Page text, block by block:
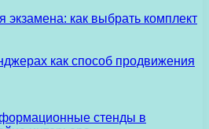
экзамена: как выбрать комплект
как способ продвижения
стенды в